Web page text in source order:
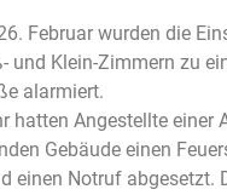
Februar wurden die
und Klein-Zimmern zu
alarmiert.
hatten Angestellte einer
Gebäude einen
einen Notruf abgesetzt.